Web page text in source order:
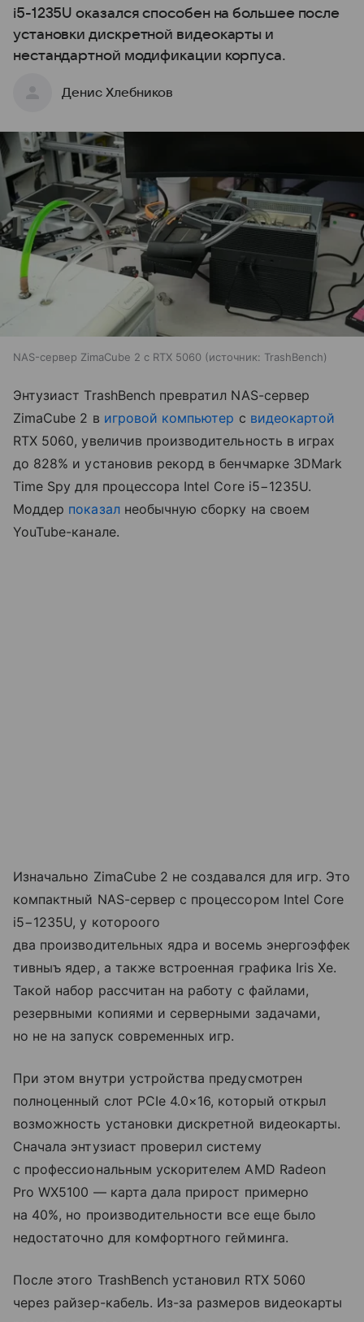
i5-1235U оказался способен на большее после
установки дискретной видеокарты и
нестандартной модификации корпуса.
Денис Хлебников
NAS-сервер ZimaCube 2 с RTX 5060 источник: TrashBench
Энтузиаст TrashBench превратил NAS-сервер
ZimaCube 2 в игровой компьютер с видеокартой
RTX 5060, увеличив производительность в играх
до 828% и установив рекорд в бенчмарке 3DMark
Time Spy для процессора Intel Core i5−1235U.
Моддер показалнеобычную сборку на своем
YouTube-канале.
Изначально ZimaCube 2 не создавался для игр. Это
компактный NAS-сервер с процессором Intel Core
i5−1235U, у котороого
два производительных ядра и восемь энергоэффек
тивныъ ядер, а также встроенная графика Iris Xe.
Такой набор рассчитан на работу с файлами,
резервными копиями и серверными задачами,
но не на запуск современных игр.
При этом внутри устройства предусмотрен
полноценный слот PCIe 4.0×16, который открыл
возможность установки дискретной видеокарты.
Сначала энтузиаст проверил систему
с профессиональным ускорителем AMD Radeon
Pro WX5100 — карта дала прирост примерно
на 40%, но производительности все еще было
недостаточно для комфортного гейминга.
После этого TrashBench установил RTX 5060
через райзер-кабель. Из-за размеров видеокарты